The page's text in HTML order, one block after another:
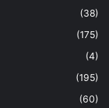
(38)
(175)
(4)
(195)
(60)